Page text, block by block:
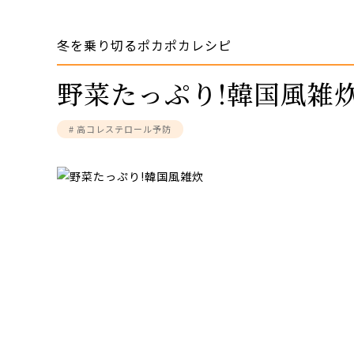
冬を乗り切るポカポカレシピ
野菜たっぷり!韓国風雑
# 高コレステロール予防